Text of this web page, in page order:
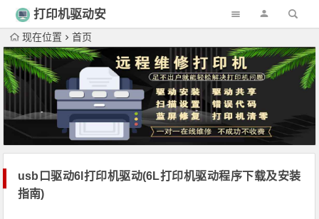
打印机驱动安
装现在位置 首页
usb口驱动6l打印机驱动(6L打印机驱动程序下载及安装
指南)